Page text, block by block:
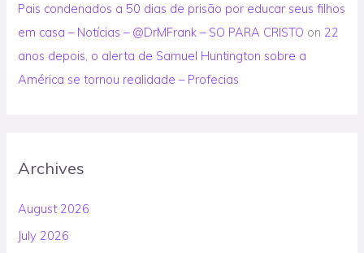
Pais condenados a 50 dias de prisão por educar seus filhos
em casa – Notícias – @DrMFrank – SO PARA CRISTO on 22
anos depois, o alerta de Samuel Huntington sobre a
América se tornou realidade – Profecias
Archives
August 2026
July 2026